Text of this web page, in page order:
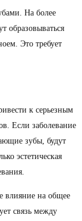
На более
образовываться
Это требует
к серьезным
Если заболевание
зубы, будут
эстетическая
влияние на общее
связь между